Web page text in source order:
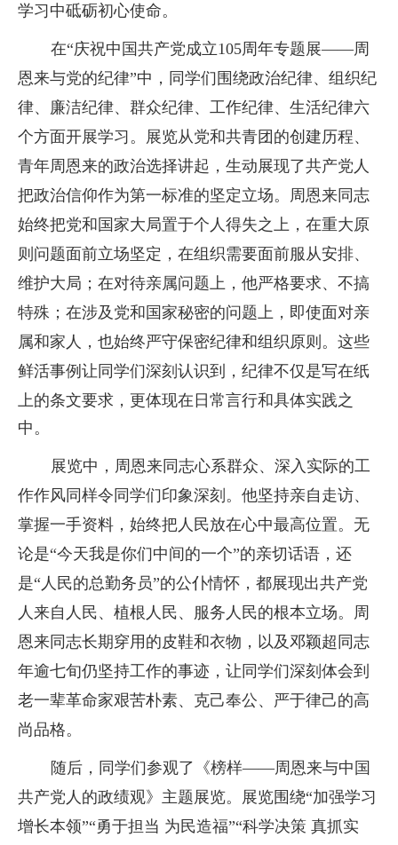
学习中砥砺初心使命。
在“庆祝中国共产党成立105周年专题展——周
恩来与党的纪律”中，同学们围绕政治纪律、组织纪
律、廉洁纪律、群众纪律、工作纪律、生活纪律六
个方面开展学习。展览从党和共青团的创建历程、
青年周恩来的政治选择讲起，生动展现了共产党人
把政治信仰作为第一标准的坚定立场。周恩来同志
始终把党和国家大局置于个人得失之上，在重大原
则问题面前立场坚定，在组织需要面前服从安排、
维护大局；在对待亲属问题上，他严格要求、不搞
特殊；在涉及党和国家秘密的问题上，即使面对亲
属和家人，也始终严守保密纪律和组织原则。这些
鲜活事例让同学们深刻认识到，纪律不仅是写在纸
上的条文要求，更体现在日常言行和具体实践之
中。
展览中，周恩来同志心系群众、深入实际的工
作作风同样令同学们印象深刻。他坚持亲自走访、
掌握一手资料，始终把人民放在心中最高位置。无
论是“今天我是你们中间的一个”的亲切话语，还
是“人民的总勤务员”的公仆情怀，都展现出共产党
人来自人民、植根人民、服务人民的根本立场。周
恩来同志长期穿用的皮鞋和衣物，以及邓颖超同志
年逾七旬仍坚持工作的事迹，让同学们深刻体会到
老一辈革命家艰苦朴素、克己奉公、严于律己的高
尚品格。
随后，同学们参观了《榜样——周恩来与中国
共产党人的政绩观》主题展览。展览围绕“加强学习
增长本领”“勇于担当 为民造福”“科学决策 真抓实